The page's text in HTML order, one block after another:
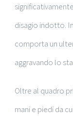
disagio indotto.
comporta un
aggravando lo
Oltre al quadro
mani e piedi da